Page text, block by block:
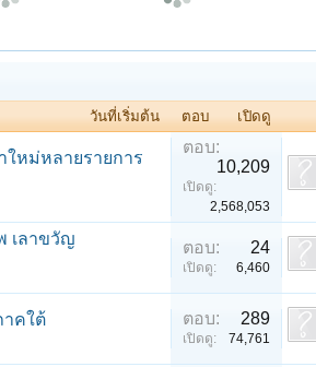
วันที่เริ่มต้น ตอบ เปิดดู
หม่หลายรายการ
ตอบ:
10,209
เปิดดู:
2,568,053
เลาขวัญ
ตอบ: 24
เปิดดู: 6,460
คใต้ ตอบ: 289
เปิดดู: 74,761